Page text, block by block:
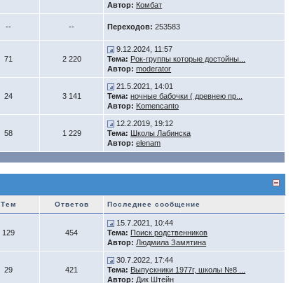
Автор: Комбат
-- -- Переходов: 253583
71 2 220
9.12.2024, 11:57
Тема: Рок-группы которые достойны...
Автор: moderator
24 3 141
21.5.2021, 14:01
Тема: ночные бабочки ( древнею пр...
Автор: Komencanto
58 1 229
12.2.2019, 19:12
Тема: Школы Лабинска
Автор: elenam
Тем Ответов Последнее сообщение
129 454
15.7.2021, 10:44
Тема: Поиск родственников
Автор: Людмила Замятина
29 421
30.7.2022, 17:44
Тема: Выпускники 1977г, школы №8 ...
Автор: Дик Штейн